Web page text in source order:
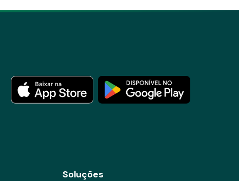
Soluções